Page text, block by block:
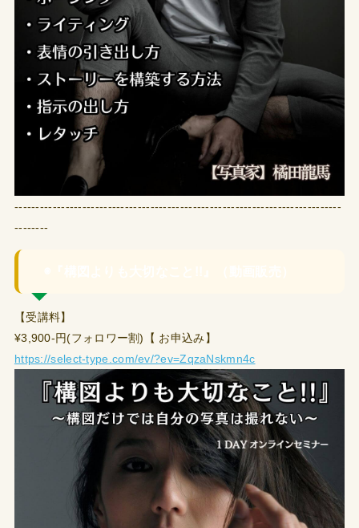
-----------------------------------------------------------------------------
--------
【受講料】
¥3,900-円(フォロワー割)【 お申込み】
https://select-type.com/ev/?ev=ZqzaNskmn4c